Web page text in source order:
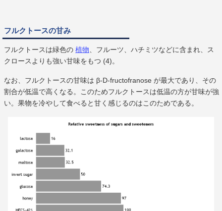
フルクトースの甘み
フルクトースは緑色の 植物 、フルーツ、ハチミツなどに含まれ、ス
クロースよりも強い甘味をもつ (4)。
なお、フルクトースの甘味は β-D-fructofranose が最大であり、その
割合が低温で高くなる。このためフルクトースは低温の方が甘味が強
い。果物を冷やして食べると甘く感じるのはこのためである。